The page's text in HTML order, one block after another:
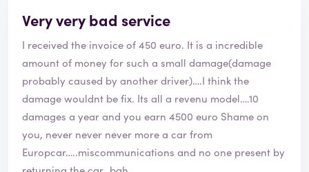
opinion was ignored.
• Damage charge: A fee of €350 was charged for a
barely visible scratch.
Additionally, the vehicle was inspected the day after
we returned it, which means there were many hours
between handing in the car and checking the car.
Therefore, there is no conclusive evidence that we
caused this
damage.
Very very bad service
I received the invoice of 450 euro. It is a incredible
amount of money for such a small damage(damage
probably caused by another driver)….I think the
damage wouldnt be fix. Its all a revenu model….10
damages a year and you earn 4500 euro Shame on
you, never never never more a car from
Europcar…..miscommunications and no one present by